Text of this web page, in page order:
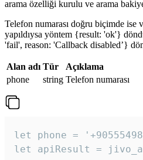
arama özelliği kurulu ve arama
Telefon numarası doğru biçimde ise
yapıldıysa yöntem {result: 'ok'}
'fail', reason: 'Callback disabled’}
Alan adı Tür
Açıklama
phone
string Telefon numarası
let phone =
let apiResult =